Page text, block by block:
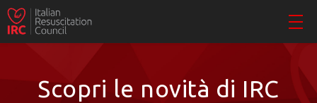
Scopri le novità di IRC